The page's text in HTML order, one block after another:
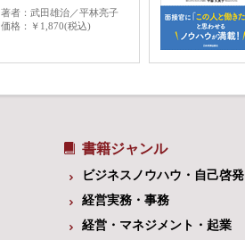
著者
武田雄治／平林亮子
価格
￥1,870(税込)
書籍ジャンル
ビジネスノウハウ・自己啓発
経営実務・事務
経営・マネジメント・起業